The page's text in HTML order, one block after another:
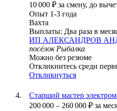
10 000 ₽ за смену, до
Опыт 1-3 года
Вахта
Выплаты: Два раза в
ИП АЛЕКСАНДРОВ
посёлок Рыбалка
Можно без резюме
Откликнитесь среди
Откликнуться
Старший мастер
200 000 – 260 000 ₽ за